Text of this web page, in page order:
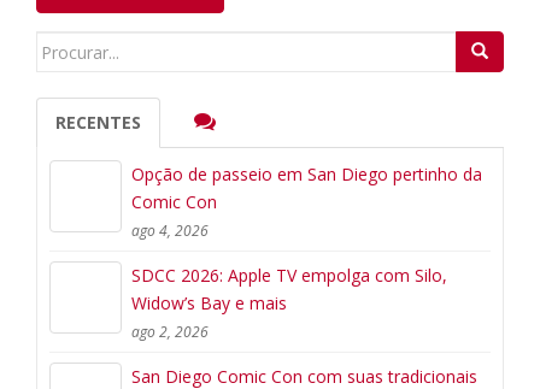
Search
RECENTES
Opção de passeio em San Diego pertinho da
Comic Con
ago 4, 2026
SDCC 2026: Apple TV empolga com Silo,
Widow’s Bay e mais
ago 2, 2026
San Diego Comic Con com suas tradicionais